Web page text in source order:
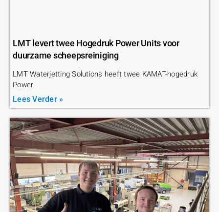
LMT levert twee Hogedruk Power Units voor
duurzame scheepsreiniging
LMT Waterjetting Solutions heeft twee KAMAT-hogedruk
Power
Lees Verder »